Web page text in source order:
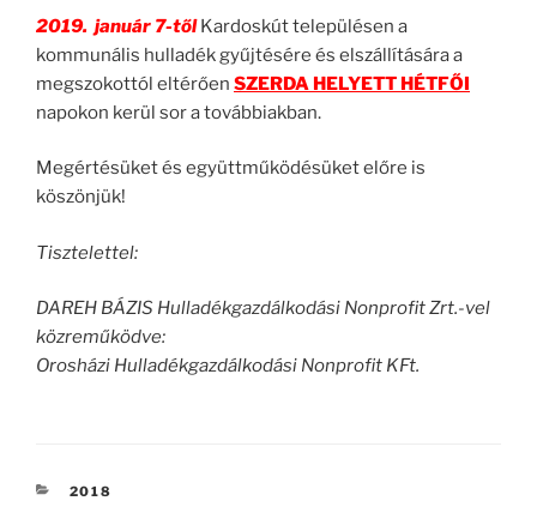
2019. január 7-tőlKardoskút településen a
kommunális hulladék gyűjtésére és elszállítására a
megszokottól eltérően SZERDA HELYETT HÉTFŐI
napokon kerül sor a továbbiakban.
Megértésüket és együttműködésüket előre is
köszönjük!
Tisztelettel:
DAREH BÁZIS Hulladékgazdálkodási Nonprofit Zrt.-vel
közreműködve:
Orosházi Hulladékgazdálkodási Nonprofit KFt.
KATEGÓRIÁK
2018